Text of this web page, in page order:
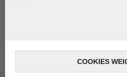
Met een stabiele
26 mei 2026
COOKIES